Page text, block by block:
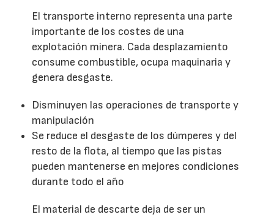
El transporte interno representa una parte
importante de los costes de una
explotación minera. Cada desplazamiento
consume combustible, ocupa maquinaria y
genera desgaste.
Disminuyen las operaciones de transporte y
manipulación
Se reduce el desgaste de los dúmperes y del
resto de la flota, al tiempo que las pistas
pueden mantenerse en mejores condiciones
durante todo el año
El material de descarte deja de ser un